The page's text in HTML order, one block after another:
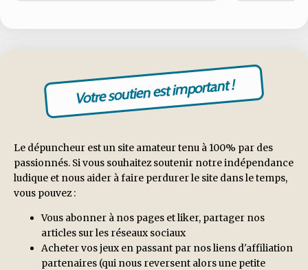
Votre soutien est important !
Le dépuncheur est un site amateur tenu à 100% par des
passionnés. Si vous souhaitez soutenir notre indépendance
ludique et nous aider à faire perdurer le site dans le temps,
vous pouvez :
Vous abonner à nos pages et liker, partager nos
articles sur les réseaux sociaux
Acheter vos jeux en passant par nos liens d'affiliation
partenaires (qui nous reversent alors une petite